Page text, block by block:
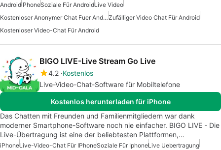
AndroidiPhoneSoziale Für AndroidLive Video
Kostenloser Anonymer Chat Fuer AndroidZufälliger Video Chat Für Android
Kostenloser Video-Chat Für Android
BIGO LIVE-Live Stream Go Live
4.2 Kostenlos
Live-Video-Chat-Software für Mobiltelefone
Kostenlos herunterladen für iPhone
Das Chatten mit Freunden und Familienmitgliedern war dank
moderner Smartphone-Software noch nie einfacher. BIGO LIVE - Die
Live-Übertragung ist eine der beliebtesten Plattformen,…
iPhoneLive-Video-Chat Für IPhoneSoziale Für IphoneLive Uebertragung